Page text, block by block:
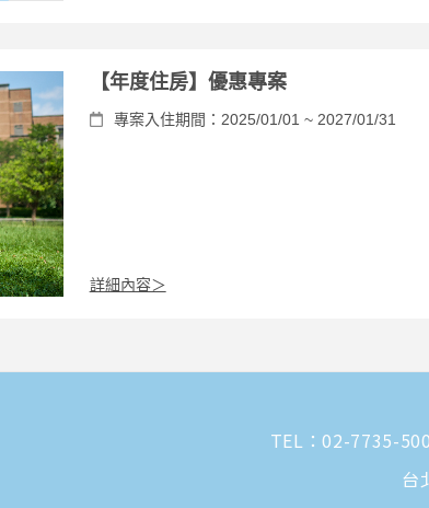
【年度住房】優惠專案
專案入住期間：2025/01/01 ~ 2027/01/31
詳細內容＞
TEL：02-7735-
台